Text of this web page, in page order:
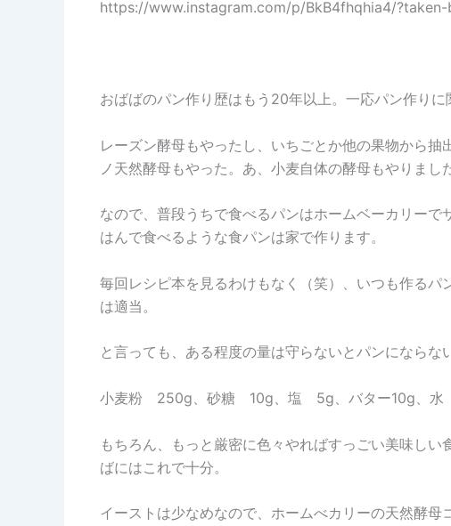
https://www.instagram.com/p/BkB4fhqhia4/
おばばのパン作り歴はもう20年以上。一応パン作りに
レーズン酵母もやったし、いちごとか他の果物から
ノ天然酵母もやった。あ、小麦自体の酵母もやりました
なので、普段うちで食べるパンはホームベーカリー
はんで食べるような食パンは家で作ります。
毎回レシピ本を見るわけもなく（笑）、いつも作る
は適当。
と言っても、ある程度の量は守らないとパンにならな
小麦粉 250g、砂糖 10g、塩 5g、バター10g、
もちろん、もっと厳密に色々やればすっごい美味し
ばにはこれで十分。
イーストは少なめなので、ホームべカリーの天然酵